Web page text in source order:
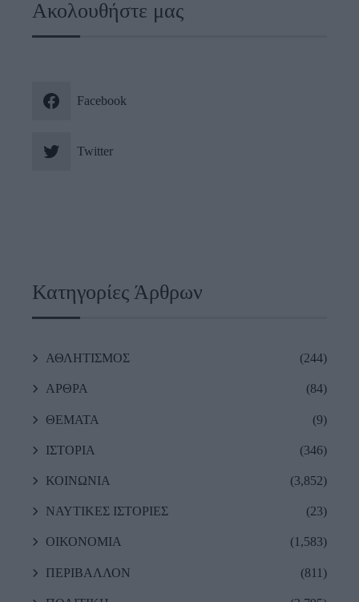
Ακολουθήστε μας
Facebook
Twitter
Κατηγορίες Άρθρων
ΑΘΛΗΤΙΣΜΟΣ (244)
ΑΡΘΡΑ (84)
ΘΕΜΑΤΑ (9)
ΙΣΤΟΡΙΑ (346)
ΚΟΙΝΩΝΙΑ (3,852)
ΝΑΥΤΙΚΕΣ ΙΣΤΟΡΙΕΣ (23)
ΟΙΚΟΝΟΜΙΑ (1,583)
ΠΕΡΙΒΑΛΛΟΝ (811)